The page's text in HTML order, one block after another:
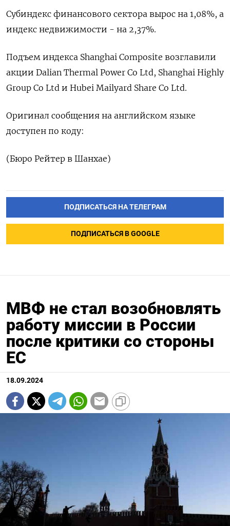
Субиндекс финансового сектора вырос на 1,08%, а
индекс недвижимости - на 2,37%​.
Подъем индекса Shanghai Composite возглавили
акции Dalian Thermal Power Co Ltd, Shanghai Highly
Group Co Ltd и Hubei Mailyard Share Co Ltd.
Оригинал сообщения на английском языке
доступен по коду:
(Бюро Рейтер в Шанхае)
ПОДПИСАТЬСЯ НА ТЕЛЕГРАМ
ПОДПИСАТЬСЯ В GOOGLE
МВФ не стал возобновлять
работу миссии в России
после критики со стороны
ЕС
18.09.2024